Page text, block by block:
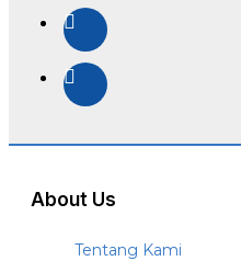
About Us
Tentang Kami